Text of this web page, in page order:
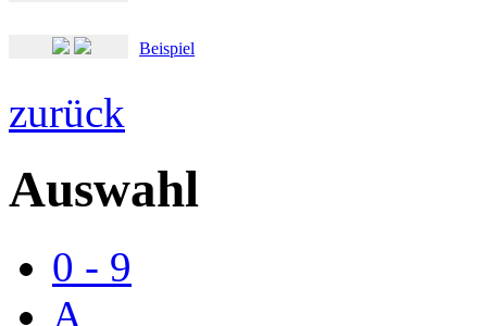
Beispiel
zurück
Auswahl
0 - 9
A